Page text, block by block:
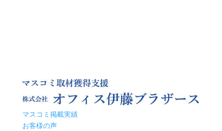
マスコミ掲載実績
お客様の声